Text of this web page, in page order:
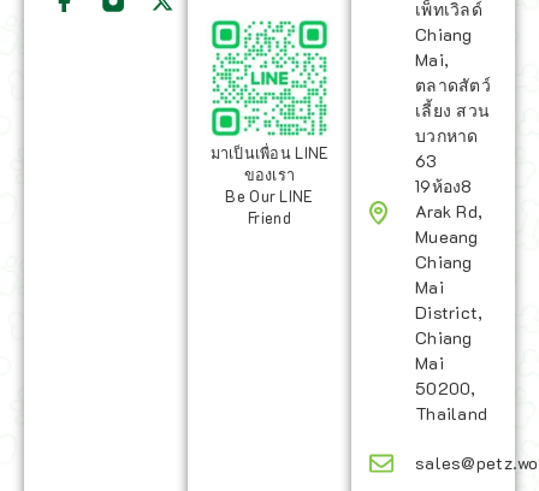
มาเป็นเพื่อน LINE
ของเรา
Be Our LINE
Friend
เพ็ทเวิลด์
Chiang
Mai,
ตลาดสัตว์
เลี้ยง สวน
บวกหาด
63
19ห้อง8
Arak Rd,
Mueang
Chiang
Mai
District,
Chiang
Mai
50200,
Thailand